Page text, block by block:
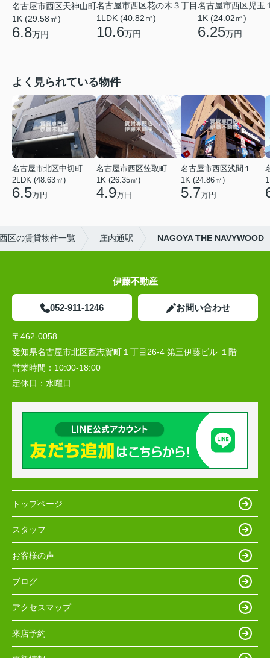
名古屋市西区天神山町
1K (29.58㎡)
6.8万円
名古屋市西区花の木３丁目
1LDK (40.82㎡)
10.6万円
名古屋市西区児玉
1K (24.02㎡)
6.25万円
よく見られている物件
2LDK (48.63㎡)
6.5万円
1K (26.35㎡)
4.9万円
1K (24.86㎡)
5.7万円
区の賃貸物件一覧 庄内通駅 NAGOYA THE NAVYWOOD
伊藤不動産
052-911-1246 お問い合わせ
〒462-0058
愛知県名古屋市北区西志賀町１丁目26-4 第三伊藤ビル １階
営業時間： 10:00‐18:00
定休日： 水曜日
トップページ
スタッフ
お客様の声
ブログ
アクセスマップ
来店予約